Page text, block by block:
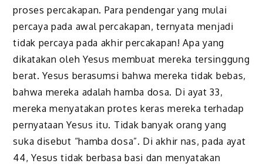
proses percakapan. Para pendengar yang mulai
percaya pada awal percakapan, ternyata menjadi
tidak percaya pada akhir percakapan! Apa yang
dikatakan oleh Yesus membuat mereka tersinggung
berat. Yesus berasumsi bahwa mereka tidak bebas,
bahwa mereka adalah hamba dosa. Di ayat 33,
mereka menyatakan protes keras mereka terhadap
pernyataan Yesus itu. Tidak banyak orang yang
suka disebut “hamba dosa”. Di akhir nas, pada ayat
44, Yesus tidak berbasa basi dan menyatakan